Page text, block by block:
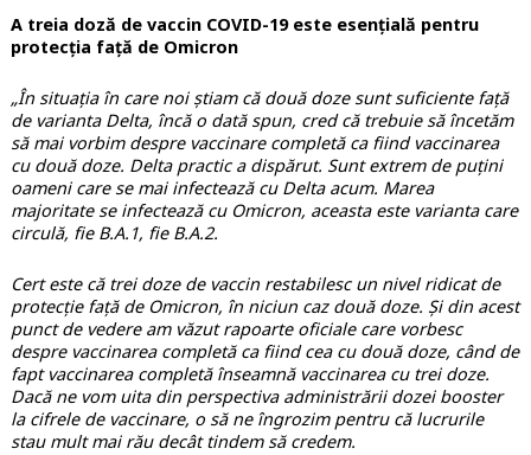
A treia doză de vaccin COVID-19 este esențială pentru
protecția față de Omicron
„În situația în care noi știam că două doze sunt suficiente față
de varianta Delta, încă o dată spun, cred că trebuie să încetăm
să mai vorbim despre vaccinare completă ca fiind vaccinarea
cu două doze. Delta practic a dispărut. Sunt extrem de puțini
oameni care se mai infectează cu Delta acum. Marea
majoritate se infectează cu Omicron, aceasta este varianta care
circulă, fie B.A.1, fie B.A.2.
Cert este că trei doze de vaccin restabilesc un nivel ridicat de
protecție față de Omicron, în niciun caz două doze. Și din acest
punct de vedere am văzut rapoarte oficiale care vorbesc
despre vaccinarea completă ca fiind cea cu două doze, când de
fapt vaccinarea completă înseamnă vaccinarea cu trei doze.
Dacă ne vom uita din perspectiva administrării dozei booster
la cifrele de vaccinare, o să ne îngrozim pentru că lucrurile
stau mult mai rău decât tindem să credem.